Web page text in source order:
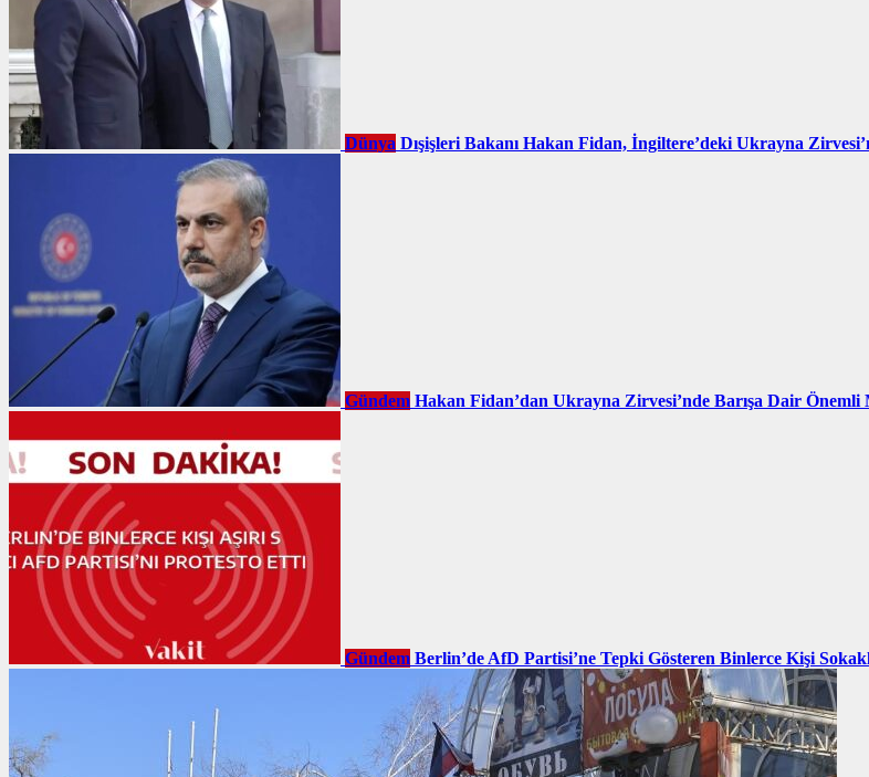
Dünya Dışişleri Bakanı Hakan Fidan, İngiltere’deki Ukrayna
Gündem Hakan Fidan’dan Ukrayna Zirvesi’nde Barışa Dair Önemli
Gündem Berlin’de AfD Partisi’ne Tepki Gösteren Binlerce Kişi